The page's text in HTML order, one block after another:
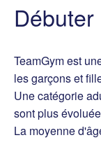
Débuter
TeamGym est
les garçons et
Une catégorie
sont plus
La moyenne